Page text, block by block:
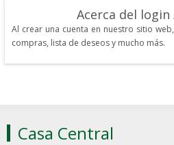
Acerca del
Al crear una cuenta en nuestro sitio
compras, lista de deseos y mucho más.
Casa Central